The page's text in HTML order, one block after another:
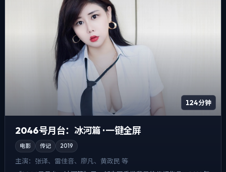
124分钟
2046号月台：冰河篇 · 一键全屏
电影 传记 2019
主演： 张译、雷佳音、廖凡、黄政民 等